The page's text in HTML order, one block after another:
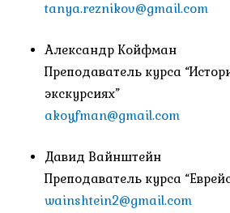
tanya.reznikov@gmail.com
Александр Койфман
Преподаватель курса
экскурсиях”
akoyfman@gmail.com
Давид Вайнштейн
Преподаватель курса
wainshtein2@gmail.com